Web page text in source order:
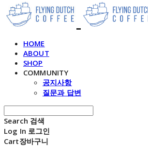
HOME
ABOUT
SHOP
COMMUNITY
공지사항
질문과 답변
Search 검색
Log In 로그인
Cart장바구니